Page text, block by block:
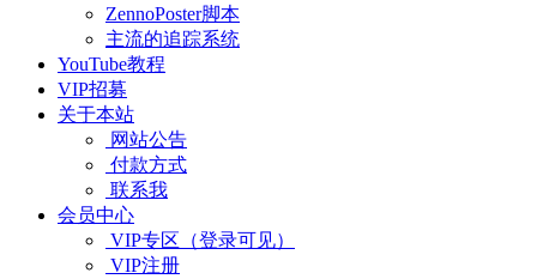
ZennoPoster脚本
主流的追踪系统
YouTube教程
VIP招募
关于本站
网站公告
付款方式
联系我
会员中心
VIP专区（登录可见）
VIP注册